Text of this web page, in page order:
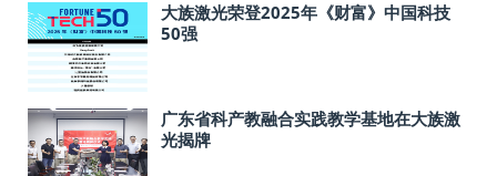
大族激光荣登2025年《财富》中国科技
50强
广东省科产教融合实践教学基地在大族激
光揭牌